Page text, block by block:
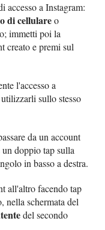
accesso a Instagram:
di cellulareo
immetti poi la
creato e premi sul
l'accesso a
sullo stesso
da un account
doppio tap sulla
in basso a destra.
all'altro facendo tap
nella schermata del
del secondo